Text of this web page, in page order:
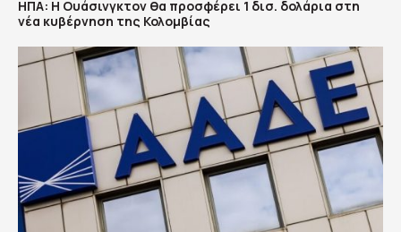
ΗΠΑ: H Ουάσινγκτον θα προσφέρει 1 δισ. δολάρια στη
νέα κυβέρνηση της Κολομβίας